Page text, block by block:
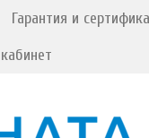
Гарантия и